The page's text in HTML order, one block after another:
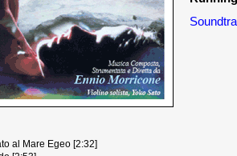
al Mare Egeo [2:32]